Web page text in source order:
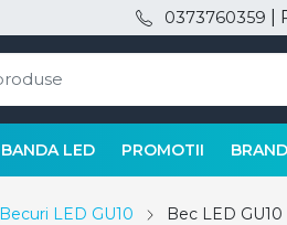
0373760359 |
BANDA LED PROMOTII
Becuri LED GU10 Bec LED